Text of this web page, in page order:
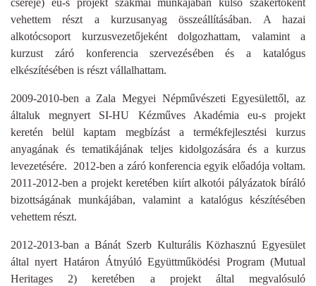
cseréje) eu-s projekt szakmai munkájában külső szakértőként
vehettem részt a kurzusanyag összeállításában. A hazai
alkotócsoport kurzusvezetőjeként dolgozhattam, valamint a
kurzust záró konferencia szervezésében és a katalógus
elkészítésében is részt vállalhattam.
2009-2010-ben a Zala Megyei Népművészeti Egyesülettől, az
általuk megnyert SI-HU Kézműves Akadémia eu-s projekt
keretén belül kaptam megbízást a termékfejlesztési kurzus
anyagának és tematikájának teljes kidolgozására és a kurzus
levezetésére. 2012-ben a záró konferencia egyik előadója voltam.
2011-2012-ben a projekt keretében kiírt alkotói pályázatok bíráló
bizottságának munkájában, valamint a katalógus készítésében
vehettem részt.
2012-2013-ban a Bánát Szerb Kulturális Közhasznú Egyesület
által nyert Határon Átnyúló Együttműködési Program (Mutual
Heritages 2) keretében a projekt által megvalósuló